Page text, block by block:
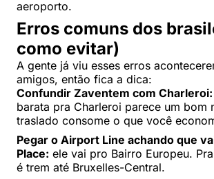
aeroporto.
Erros comuns dos
como evitar)
A gente já viu esses erros
amigos, então fica a dica:
Confundir Zaventem com Charleroi:
barata pra Charleroi parece um bom
traslado consome o que você
Pegar o Airport Line achando que
Place: ele vai pro Bairro Europeu.
é trem até Bruxelles-Central.